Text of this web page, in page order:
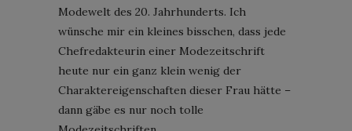
Modewelt des 20. Jahrhunderts. Ich
wünsche mir ein kleines bisschen, dass jede
Chefredakteurin einer Modezeitschrift
heute nur ein ganz klein wenig der
Charaktereigenschaften dieser Frau hätte –
dann gäbe es nur noch tolle